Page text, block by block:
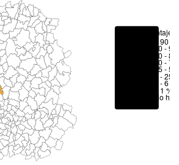
Porcentajes
> 90 %
80 -
70 -
50 -
25 -
6 - 25
1 - 6 %
< 1 %
No hay